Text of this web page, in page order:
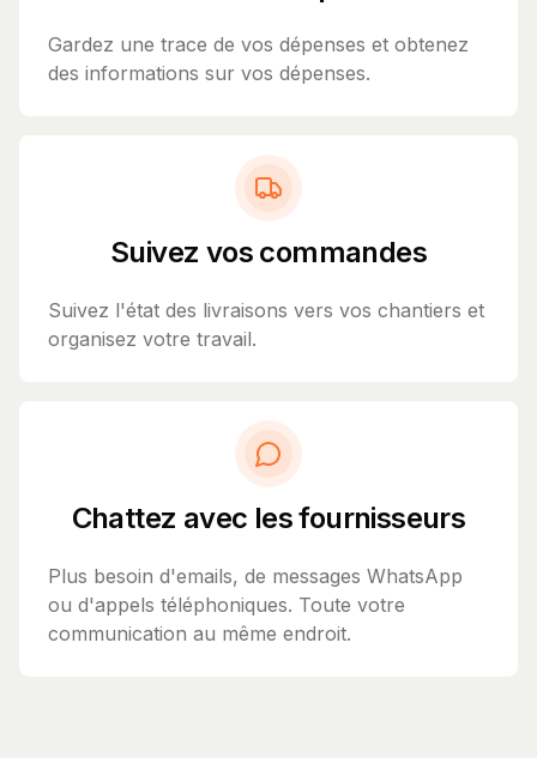
Gardez une trace de vos dépenses et obtenez
des informations sur vos dépenses.
Suivez vos commandes
Suivez l'état des livraisons vers vos chantiers et
organisez votre travail.
Chattez avec les fournisseurs
Plus besoin d'emails, de messages WhatsApp
ou d'appels téléphoniques. Toute votre
communication au même endroit.